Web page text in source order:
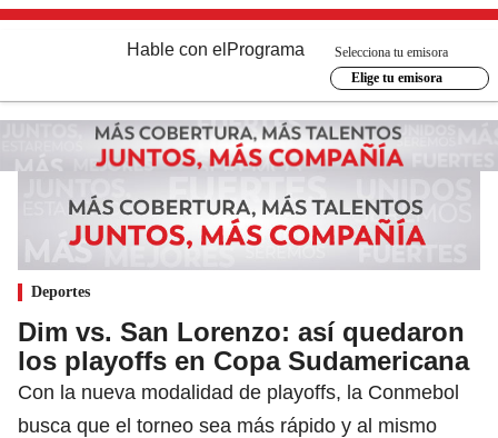
Hable con el Programa
Selecciona tu emisora
Elige tu emisora
Deportes
Dim vs. San Lorenzo: así quedaron
los playoffs en Copa Sudamericana
Con la nueva modalidad de playoffs, la Conmebol
busca que el torneo sea más rápido y al mismo